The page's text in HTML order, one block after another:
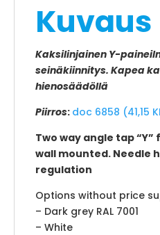
Kuvaus
Kaksilinjainen Y-
seinäkiinnitys. Kapea
hienosäädöllä
Piirros: doc 6858 (41,15
Two way angle tap
wall mounted. Needle
regulation
Options without price
– Dark grey RAL 7001
– White